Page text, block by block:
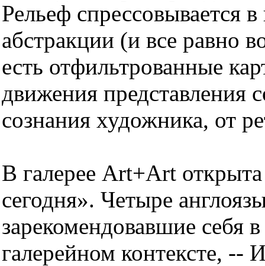
Рельеф спрессовывается
абстракции (и все равно
есть отфильтрованные
движения представления
сознания художника, от
В галерее Art+Art
сегодня». Четыре
зарекомендовавшие себя
галерейном контексте,